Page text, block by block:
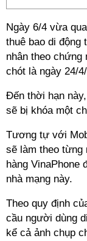
Ngày 6/4 vừa
thuê bao di động
nhân theo chứng
chót là ngày 24/
Đến thời hạn
sẽ bị khóa một
Tương tự với
sẽ làm theo từng
hàng VinaPhone
nhà mạng này.
Theo quy định
cầu người dùng
kể cả ảnh chụp